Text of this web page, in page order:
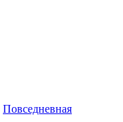
Повседневная